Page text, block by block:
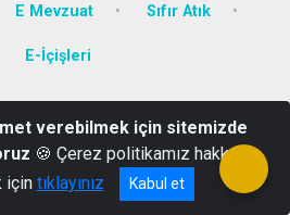
E Mevzuat Sıfır Atık
E-İçişleri
0256 213 66 67
verebilmek için sitemizde
🍪 Çerez politikamız hakkında
için tıklayınız Kabul et